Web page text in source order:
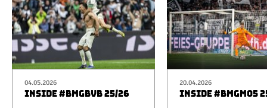
04.05.2026
INSIDE #BMGBVB 25/26
20.04.2026
INSIDE #BMGM05